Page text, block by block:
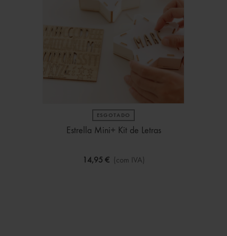
ESGOTADO
Estrella Mini+ Kit de Letras
14,95 € (com IVA)